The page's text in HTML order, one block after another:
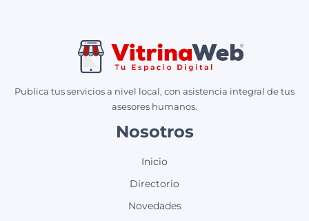
Publica tus servicios a nivel local, con asistencia integral de tus
asesores humanos.
Nosotros
Inicio
Directorio
Novedades